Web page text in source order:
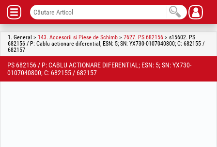
1. General > 143. Accesorii si Piese de Schimb > 7627. PS 682156 > s15602. PS
682156 / P: Cablu actionare diferential; ESN: 5; SN: YX730-0107040800; C: 682155 /
682157
PS 682156 / P: CABLU ACTIONARE DIFERENTIAL; ESN: 5; SN: YX730-
0107040800; C: 682155 / 682157